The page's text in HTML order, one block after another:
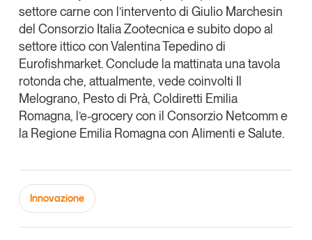
Un anno di
Tendenze
settore carne con l’intervento di Giulio Marchesin
del Consorzio Italia Zootecnicae subito dopo al
settore ittico conValentina Tepedinodi
Eurofishmarket. Conclude la mattinata una tavola
rotonda che, attualmente, vede coinvolti Il
Melograno, Pesto di Prà, Coldiretti Emilia
Romagna, l’e-grocery con il Consorzio Netcomme
la Regione Emilia Romagna con Alimenti e Salute.
Innovazione